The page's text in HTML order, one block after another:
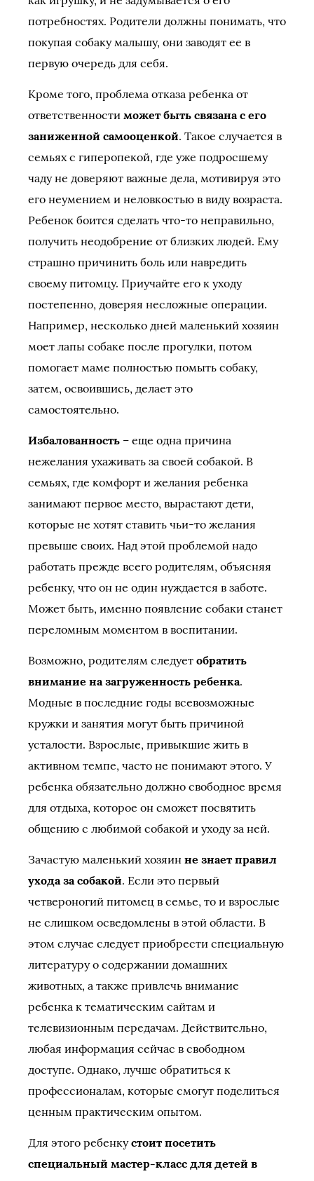
потребностях. Родители должны понимать, что
покупая собаку малышу, они заводят ее в
первую очередь для себя.
Кроме того, проблема отказа ребенка от
ответственности может быть связана с его
заниженной самооценкой. Такое случается в
семьях с гиперопекой, где уже подросшему
чаду не доверяют важные дела, мотивируя это
его неумением и неловкостью в виду возраста.
Ребенок боится сделать что-то неправильно,
получить неодобрение от близких людей. Ему
страшно причинить боль или навредить
своему питомцу. Приучайте его к уходу
постепенно, доверяя несложные операции.
Например, несколько дней маленький хозяин
моет лапы собаке после прогулки, потом
помогает маме полностью помыть собаку,
затем, освоившись, делает это
самостоятельно.
Избалованность – еще одна причина
нежелания ухаживать за своей собакой. В
семьях, где комфорт и желания ребенка
занимают первое место, вырастают дети,
которые не хотят ставить чьи-то желания
превыше своих. Над этой проблемой надо
работать прежде всего родителям, объясняя
ребенку, что он не один нуждается в заботе.
Может быть, именно появление собаки станет
переломным моментом в воспитании.
Возможно, родителям следует обратить
внимание на загруженность ребенка.
Модные в последние годы всевозможные
кружки и занятия могут быть причиной
усталости. Взрослые, привыкшие жить в
активном темпе, часто не понимают этого. У
ребенка обязательно должно свободное время
для отдыха, которое он сможет посвятить
общению с любимой собакой и уходу за ней.
Зачастую маленький хозяин не знает правил
ухода за собакой. Если это первый
четвероногий питомец в семье, то и взрослые
не слишком осведомлены в этой области. В
этом случае следует приобрести специальную
литературу о содержании домашних
животных, а также привлечь внимание
ребенка к тематическим сайтам и
телевизионным передачам. Действительно,
любая информация сейчас в свободном
доступе. Однако, лучше обратиться к
профессионалам, которые смогут поделиться
ценным практическим опытом.
Для этого ребенкустоит посетить
специальный мастер-класс для детей в